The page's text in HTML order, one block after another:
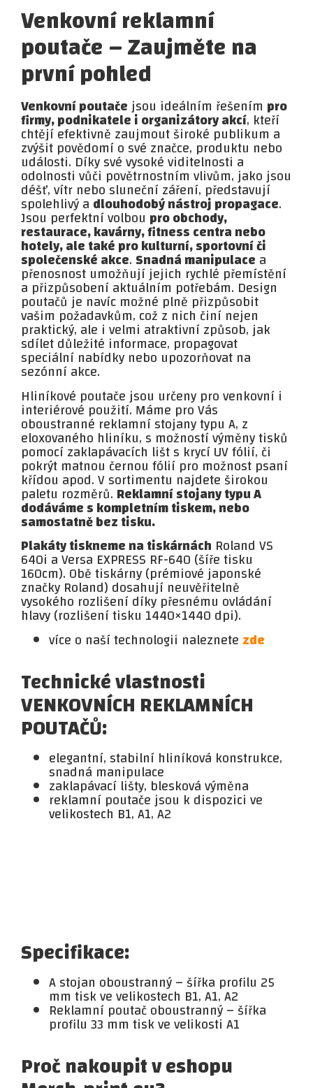
Venkovní reklamní
poutače– Zaujměte na
první pohled
Venkovní poutačejsou ideálním řešením pro
firmy, podnikatele i organizátory akcí, kteří
chtějí efektivně zaujmout široké publikum a
zvýšit povědomí o své značce, produktu nebo
události. Díky své vysoké viditelnosti a
odolnosti vůči povětrnostním vlivům, jako jsou
déšť, vítr nebo sluneční záření, představují
spolehlivý a dlouhodobý nástroj propagace.
Jsou perfektní volbou pro obchody,
restaurace, kavárny, fitness centra nebo
hotely, ale také pro kulturní, sportovní či
společenské akce. Snadná manipulace a
přenosnost umožňují jejich rychlé přemístění
a přizpůsobení aktuálním potřebám. Design
poutačů je navíc možné plně přizpůsobit
vašim požadavkům, což z nich činí nejen
praktický, ale i velmi atraktivní způsob, jak
sdílet důležité informace, propagovat
speciální nabídky nebo upozorňovat na
sezónní akce.
Hliníkové poutače jsou určeny pro venkovní i
interiérové použití. Máme pro Vás
oboustranné reklamní stojany typu A, z
eloxovaného hliníku, s možností výměny tisků
pomocí zaklapávacích lišt s krycí UV fólií, či
pokrýt matnou černou fólií pro možnost psaní
křídou apod. V sortimentu najdete širokou
paletu rozměrů. Reklamní stojany typu A
dodáváme s kompletním tiskem, nebo
samostatně bez tisku.
Plakáty tiskneme na tiskárnách Roland VS
640i a Versa EXPRESS RF-640 (šíře tisku
160cm). Obě tiskárny (prémiové japonské
značky Roland) dosahují neuvěřitelně
vysokého rozlišení díky přesnému ovládání
hlavy (rozlišení tisku 1440×1440 dpi).
více o naší technologii naleznete zde
Technické vlastnosti
VENKOVNÍCH REKLAMNÍCH
POUTAČŮ:
elegantní, stabilní hliníková konstrukce,
snadná manipulace
zaklapávací lišty, blesková výměna
reklamní poutače jsou k dispozici ve
velikostech B1, A1, A2
Specifikace:
A stojan oboustranný – šířka profilu 25
mm tisk ve velikostech B1, A1, A2
Reklamní poutač oboustranný – šířka
profilu 33 mm tisk ve velikosti A1
Proč nakoupit v eshopu